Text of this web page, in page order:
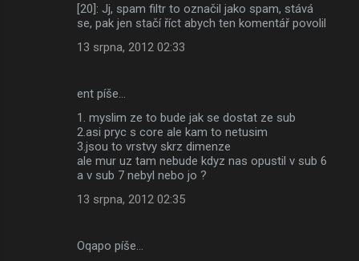
[20]: Jj, spam filtr to označil jako spam, stává
se, pak jen stačí říct abych ten komentář povolil
13 srpna, 2012 02:33
ent píše…
1. myslim ze to bude jak se dostat ze sub
2.asi pryc s core ale kam to netusim
3.jsou to vrstvy skrz dimenze
ale mur uz tam nebude kdyz nas opustil v sub 6
a v sub 7 nebyl nebo jo ?
13 srpna, 2012 02:35
Oqapo píše…